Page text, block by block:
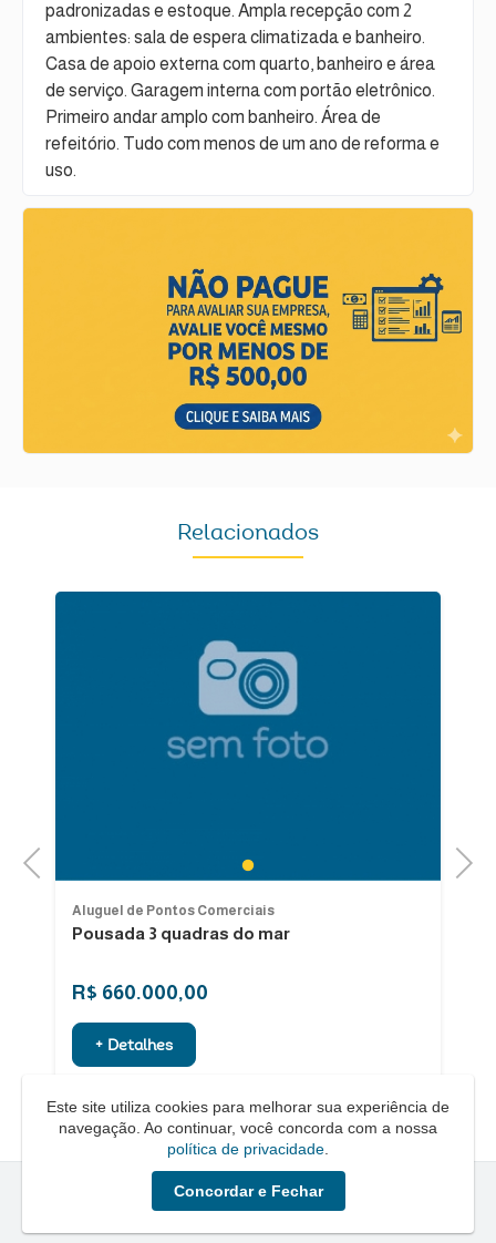
padronizadas e estoque. Ampla recepção com 2
ambientes: sala de espera climatizada e banheiro.
Casa de apoio externa com quarto, banheiro e área
de serviço. Garagem interna com portão eletrônico.
Primeiro andar amplo com banheiro. Área de
refeitório. Tudo com menos de um ano de reforma e
uso.
Relacionados
Previous 1
Aluguel de Pontos Comerciais
Pousada 3 quadras do mar
R$ 660.000,00
+ Detalhes
Next
Quero um Negócio © - 2026 - Todos os direitos reservados
Este site utiliza cookies para melhorar sua experiência de
navegação. Ao continuar, você concorda com a nossa
política de privacidade
Concordar e Fechar